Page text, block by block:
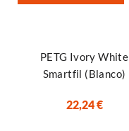
PETG Ivory White
Smartfil (Blanco)
22,24€